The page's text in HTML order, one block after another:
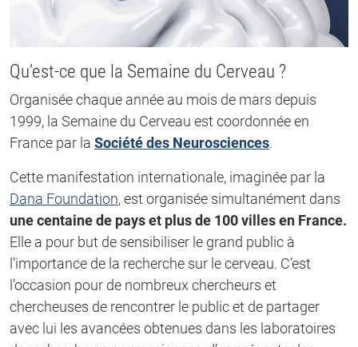
Qu’est-ce que la Semaine du Cerveau ?
Organisée chaque année au mois de mars depuis
1999, la Semaine du Cerveau est coordonnée en
France par la Société des Neurosciences.
Cette manifestation internationale, imaginée par la
Dana Foundation, est organisée simultanément dans
une centaine de pays et plus de 100 villes en France.
Elle a pour but de sensibiliser le grand public à
l’importance de la recherche sur le cerveau. C’est
l’occasion pour de nombreux chercheurs et
chercheuses de rencontrer le public et de partager
avec lui les avancées obtenues dans les laboratoires